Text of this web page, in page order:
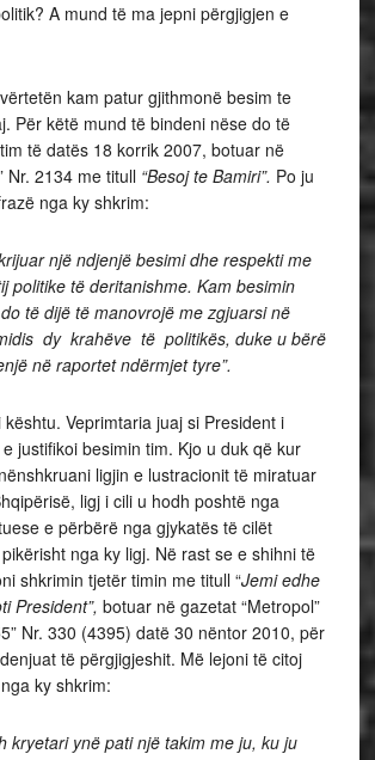
A mund të ma jepni përgjigjen e
kam patur gjithmonë besim te
Për këtë mund të bindeni nëse do të
të datës 18 korrik 2007, botuar në
Nr. 2134 me titull “Besoj te Bamiri”. Po ju
nga ky shkrim:
një ndjenjë besimi dhe respekti me
politike të deritanishme. Kam besimin
të dijë të manovrojë me zgjuarsi në
dy krahëve të politikës, duke u bërë
në raportet ndërmjet tyre”.
kështu. Veprimtaria juaj si President i
justifikoi besimin tim. Kjo u duk që kur
ligjin e lustracionit të miratuar
ligj i cili u hodh poshtë nga
e përbërë nga gjykatës të cilët
nga ky ligj. Në rast se e shihni të
shkrimin tjetër timin me titull “Jemi edhe
President”, botuar në gazetat “Metropol”
Nr. 330 (4395) datë 30 nëntor 2010, për
të përgjigjeshit. Më lejoni të citoj
ky shkrim:
kryetari ynë pati një takim me ju, ku ju